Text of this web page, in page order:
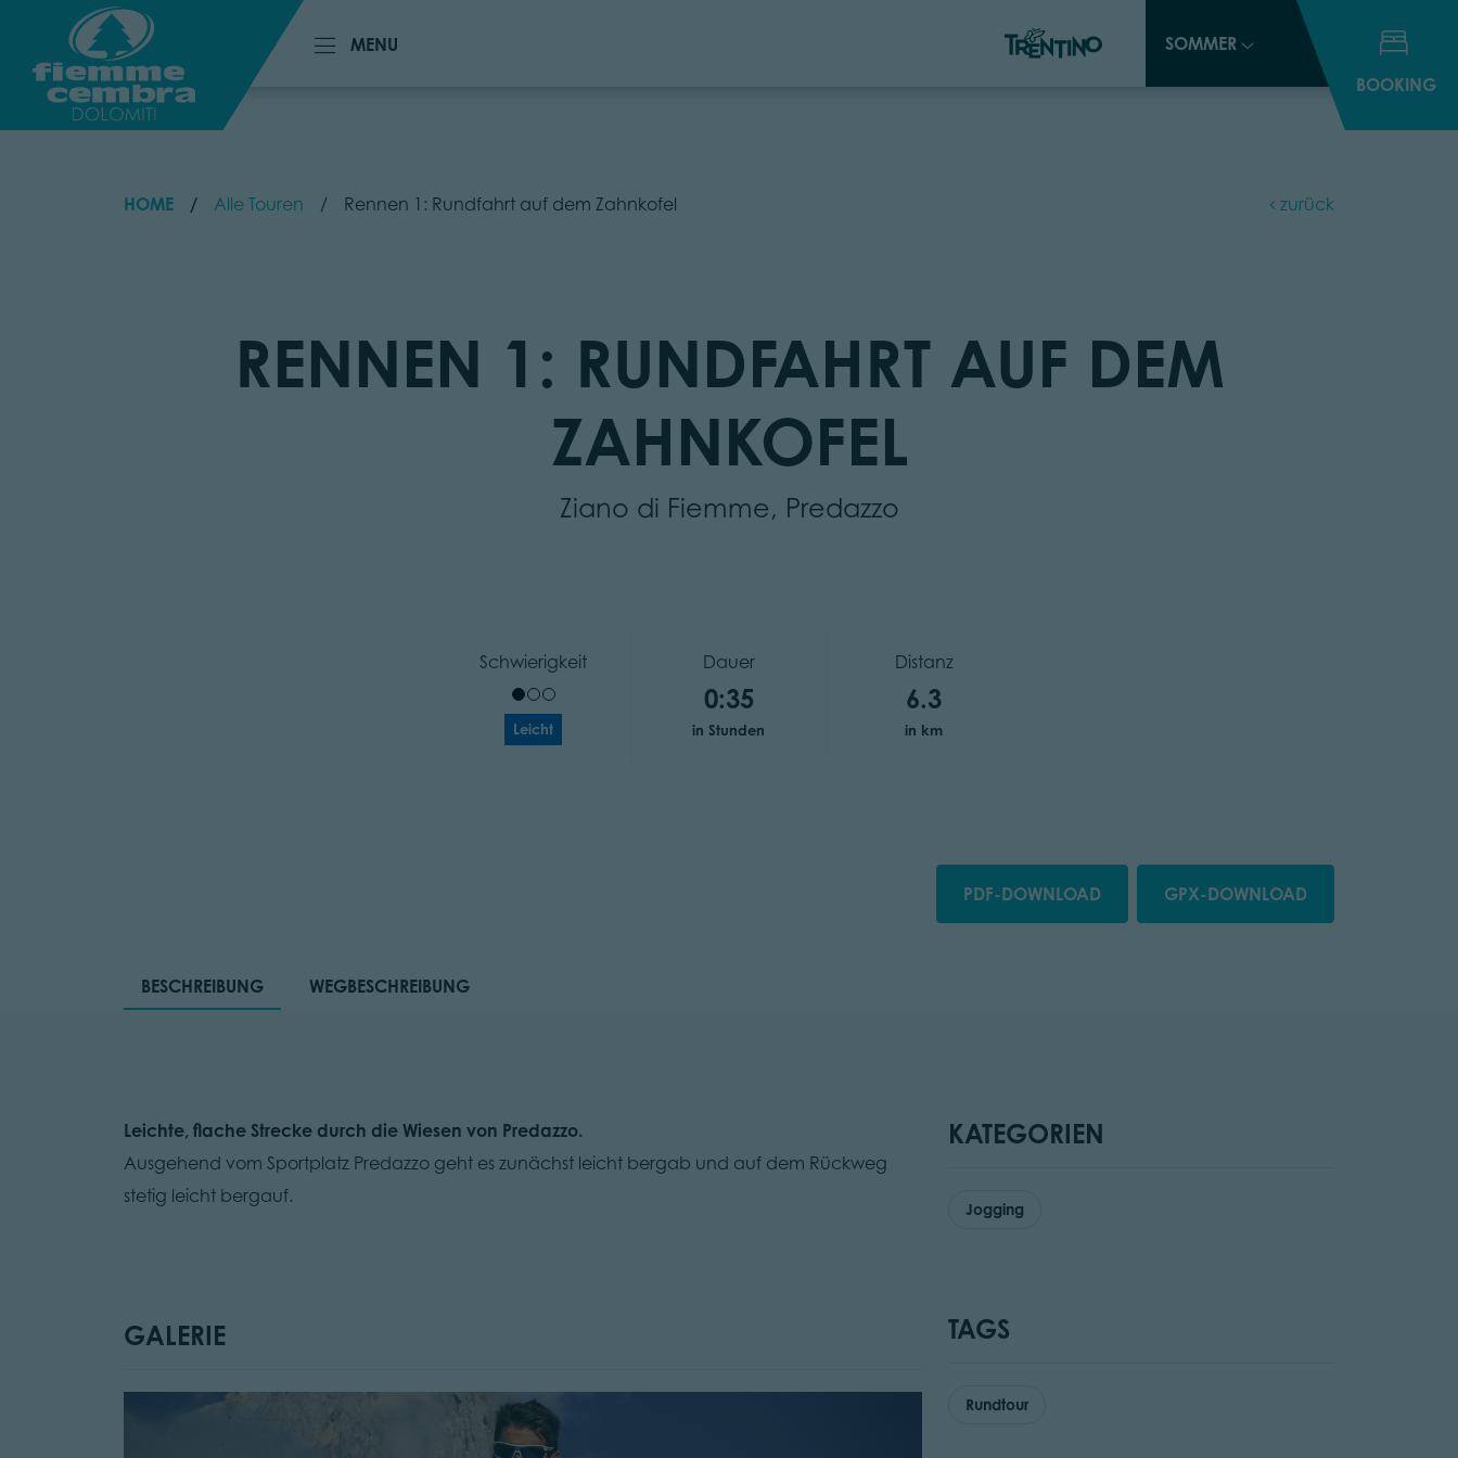
MENU
SOMMER
BOOKING
MENU
SOMMER
BOOKING
HOME Alle Touren Rennen 1: Rundfahrt auf dem Zahnkofel zurück
RENNEN 1: RUNDFAHRT AUF DEM
ZAHNKOFEL
Ziano di Fiemme, Predazzo
Schwierigkeit
Leicht
Dauer
0:35
in Stunden
Distanz
6.3
in km
PDF-DOWNLOAD GPX-DOWNLOAD
BESCHREIBUNG WEGBESCHREIBUNG
Leichte, flache Strecke durch die Wiesen von Predazzo.
Ausgehend vom Sportplatz Predazzo geht es zunächst leicht bergab und auf dem Rückweg
stetig leicht bergauf.
GALERIE
KATEGORIEN
Jogging
TAGS
Rundtour